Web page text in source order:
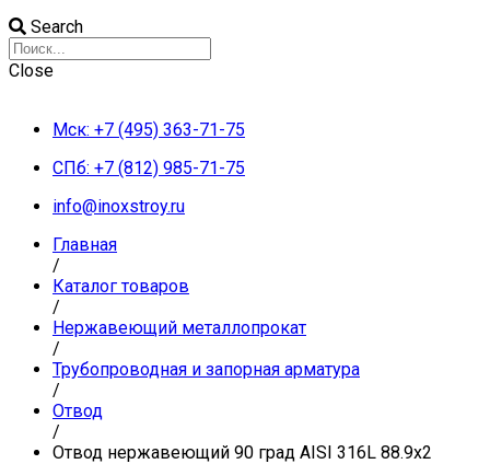
Search
Close
Мск: +7 (495) 363-71-75
СПб: +7 (812) 985-71-75
info@inoxstroy.ru
Главная
/
Каталог товаров
/
Нержавеющий металлопрокат
/
Трубопроводная и запорная арматура
/
Отвод
/
Отвод нержавеющий 90 град AISI 316L 88.9х2